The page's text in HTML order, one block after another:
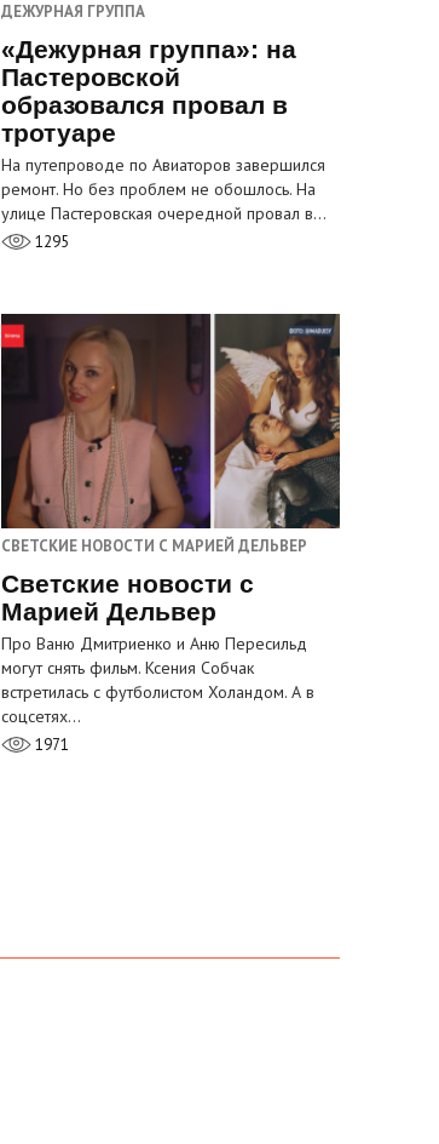
ДЕЖУРНАЯ ГРУППА
«Дежурная группа»: на
Пастеровской
образовался провал в
тротуаре
На путепроводе по Авиаторов завершился
ремонт. Но без проблем не обошлось. На
улице Пастеровская очередной провал в…
1295
СВЕТСКИЕ НОВОСТИ С МАРИЕЙ ДЕЛЬВЕР
Светские новости с
Марией Дельвер
Про Ваню Дмитриенко и Аню Пересильд
могут снять фильм. Ксения Собчак
встретилась с футболистом Холандом. А в
соцсетях…
1971